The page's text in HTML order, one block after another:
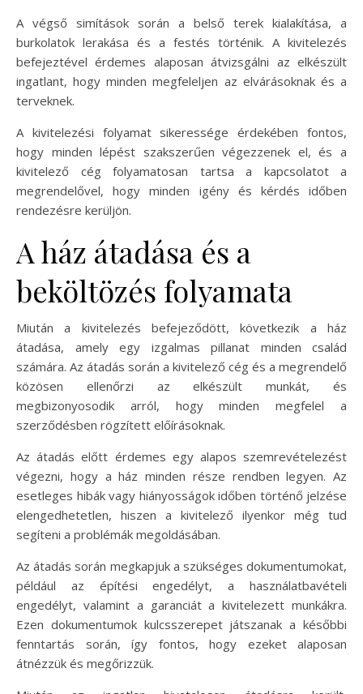
A végső simítások során a belső terek kialakítása, a
burkolatok lerakása és a festés történik. A kivitelezés
befejeztével érdemes alaposan átvizsgálni az elkészült
ingatlant, hogy minden megfeleljen az elvárásoknak és a
terveknek.
A kivitelezési folyamat sikeressége érdekében fontos,
hogy minden lépést szakszerűen végezzenek el, és a
kivitelező cég folyamatosan tartsa a kapcsolatot a
megrendelővel, hogy minden igény és kérdés időben
rendezésre kerüljön.
A ház átadása és a
beköltözés folyamata
Miután a kivitelezés befejeződött, következik a ház
átadása, amely egy izgalmas pillanat minden család
számára. Az átadás során a kivitelező cég és a megrendelő
közösen ellenőrzi az elkészült munkát, és
megbizonyosodik arról, hogy minden megfelel a
szerződésben rögzített előírásoknak.
Az átadás előtt érdemes egy alapos szemrevételezést
végezni, hogy a ház minden része rendben legyen. Az
esetleges hibák vagy hiányosságok időben történő jelzése
elengedhetetlen, hiszen a kivitelező ilyenkor még tud
segíteni a problémák megoldásában.
Az átadás során megkapjuk a szükséges dokumentumokat,
például az építési engedélyt, a használatbavételi
engedélyt, valamint a garanciát a kivitelezett munkákra.
Ezen dokumentumok kulcsszerepet játszanak a későbbi
fenntartás során, így fontos, hogy ezeket alaposan
átnézzük és megőrizzük.